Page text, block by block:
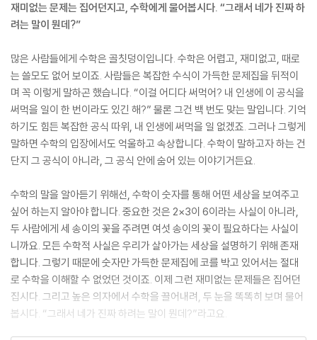
재미없는 문제는 집어던지고, 수학에게 물어봅시다. “그래서 네가 진짜 하
려는 말이 뭔데?”
많은 사람들에게 수학은 골칫덩이입니다. 수학은 어렵고, 재미없고, 때로
는 쓸모도 없어 보이죠. 사람들은 복잡한 수식이 가득한 문제집을 뒤적이
며 꼭 이렇게 말하곤 했습니다. “이걸 어디다 써먹어? 내 인생에 이 공식을
써먹을 일이 한 번이라도 있긴 해?” 물론 그건 백 번도 맞는 말입니다. 기억
하기도 힘든 복잡한 공식 따위, 내 인생에 써먹을 일 없겠죠. 그러나 그렇게
말하면 수학의 입장에서도 억울하고 속상합니다. 수학이 말하고자 하는 건
단지 그 공식이 아니라, 그 공식 안에 숨어 있는 이야기거든요.
수학의 말을 알아듣기 위해선, 수학이 숫자를 통해 어떤 세상을 보여주고
싶어 하는지 알아야 합니다. 중요한 것은 2×3이 6이라는 사실이 아니라,
두 사람에게 세 송이의 꽃을 주려면 여섯 송이의 꽃이 필요하다는 사실이
니까요. 모든 수학적 사실은 우리가 살아가는 세상을 설명하기 위해 존재
합니다. 그렇기 때문에 숫자만 가득한 문제집에 코를 박고 있어서는 절대
로 수학을 이해할 수 없었던 것이죠. 이제 그런 재미없는 문제들은 집어던
집시다. 그리고 높은 의자에서 수학을 끌어내려, 두 눈을 똑똑히 보며 물어
봅시다. “그래서 네가 진짜 하려는 말이 뭔데?”라고요.